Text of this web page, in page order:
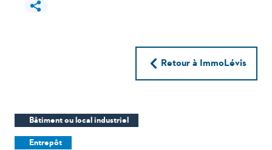
Retour à ImmoLévis
Bâtiment ou local industriel
Entrepôt